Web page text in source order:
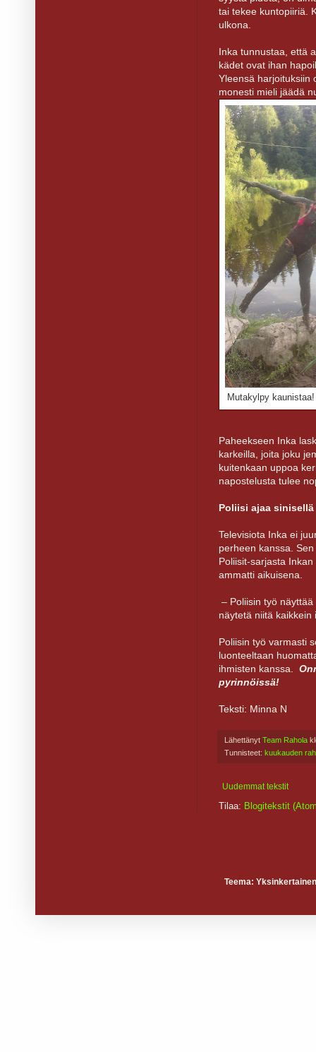
tai tekee kuntopiiriä.
ulkona.
Inka tunnustaa, että
kädet ovat ihan
Yleensä harjoituksiin
monesti mieli jäädä
Mutakylpy
Paheekseen Inka
karkeilla, joita joku
kuitenkaan uppoa
napostelusta tulee
Poliisi ajaa
Televisiota Inka ei
perheen kanssa.
Poliisit-sarjasta
ammatti aikuisena.
– Poliisin työ
näytetä niitä
Poliisin työ varmasti
luonteeltaan
ihmisten kanssa.
pyrinnöissä!
Teksti: Minna N
Lähettänyt Team Rahola
Tunnisteet: kuukauden
Uudemmat tekstit
Tilaa: Blogitekstit
Teema: